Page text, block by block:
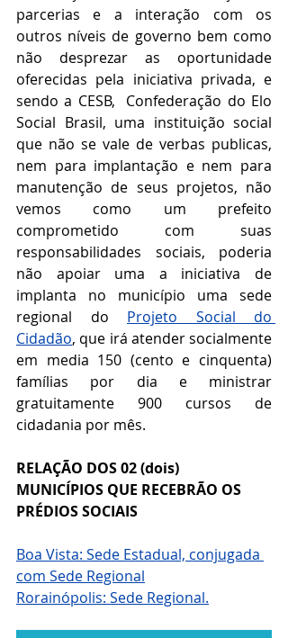
parcerias e a interação com os
outros níveis de governo bem como
não desprezar as oportunidade
oferecidas pela iniciativa privada, e
sendo a CESB,  Confederação do Elo
Social Brasil, uma instituição social
que não se vale de verbas publicas,
nem para implantação e nem para
manutenção de seus projetos, não
vemos como um prefeito
comprometido com suas
responsabilidades sociais, poderia
não apoiar uma a iniciativa de
implanta no município uma sede
regional do Projeto Social do
Cidadão, que irá atender socialmente
em media 150 (cento e cinquenta)
famílias por dia e ministrar
gratuitamente 900 cursos de
cidadania por mês.
RELAÇÃO DOS 02 (dois)
MUNICÍPIOS QUE RECEBRÃO OS
PRÉDIOS SOCIAIS
Boa Vista: Sede Estadual, conjugada
com Sede Regional
Rorainópolis: Sede Regional.